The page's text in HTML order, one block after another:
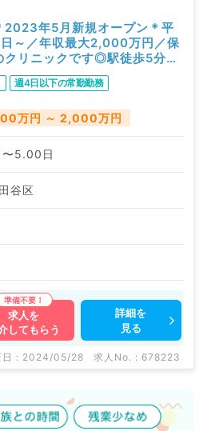
2023年5月新規オープン＊平
～／年収最大2,000万円／保
クリニックです◎駅徒歩5分と
容皮膚科／常勤）
週4日以下の常勤勤務
万円 ～ 2,000万円
5.00日
谷区
求人を
してもらう
詳細を
見る
日 : 2024/05/28 求人No. : 678223